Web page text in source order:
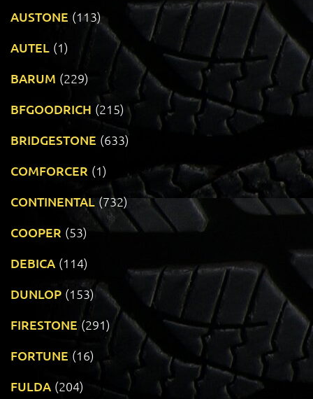
AUSTONE (113)
AUTEL (1)
BARUM (229)
BFGOODRICH (215)
BRIDGESTONE (633)
COMFORCER (1)
CONTINENTAL (732)
COOPER (53)
DEBICA (114)
DUNLOP (153)
FIRESTONE (291)
FORTUNE (16)
FULDA (204)